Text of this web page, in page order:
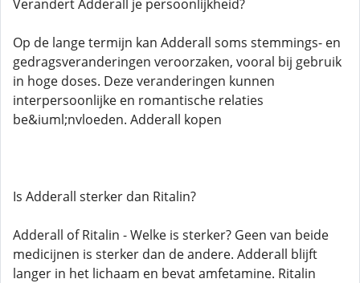
Verandert Adderall je persoonlijkheid?
Op de lange termijn kan Adderall soms stemmings- en
gedragsveranderingen veroorzaken, vooral bij gebruik
in hoge doses. Deze veranderingen kunnen
interpersoonlijke en romantische relaties
be&iuml;nvloeden. Adderall kopen
Is Adderall sterker dan Ritalin?
Adderall of Ritalin - Welke is sterker? Geen van beide
medicijnen is sterker dan de andere. Adderall blijft
langer in het lichaam en bevat amfetamine. Ritalin